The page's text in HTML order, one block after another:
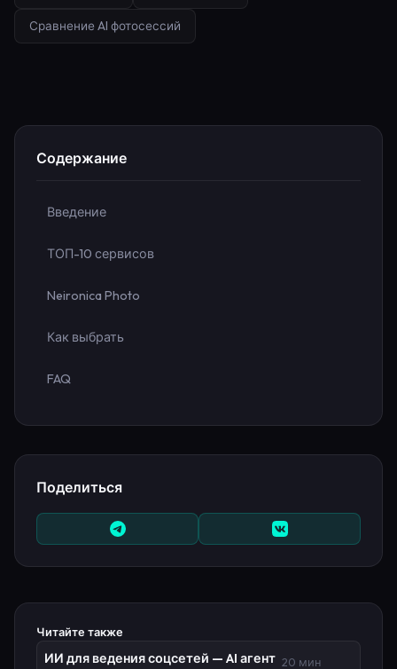
Сравнение AI фотосессий
Содержание
Введение
ТОП-10 сервисов
Neironica Photo
Как выбрать
FAQ
Поделиться
Читайте также
ИИ для ведения соцсетей — AI агент 20 мин